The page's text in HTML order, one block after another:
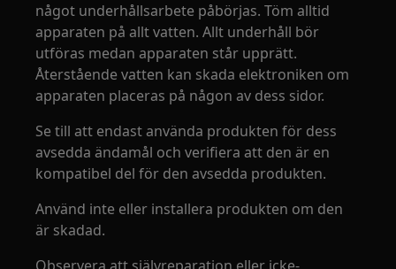
något underhållsarbete påbörjas. Töm alltid
apparaten på allt vatten. Allt underhåll bör
utföras medan apparaten står upprätt.
Återstående vatten kan skada elektroniken om
apparaten placeras på någon av dess sidor.
Se till att endast använda produkten för dess
avsedda ändamål och verifiera att den är en
kompatibel del för den avsedda produkten.
Använd inte eller installera produkten om den
är skadad.